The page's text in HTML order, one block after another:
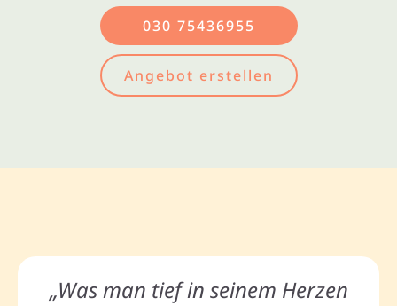
030 75436955
Angebot erstellen
„Was man tief in seinem Herzen